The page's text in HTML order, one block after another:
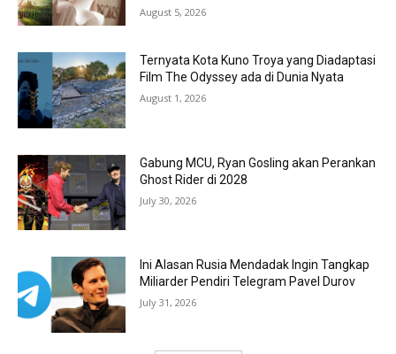
August 5, 2026
Ternyata Kota Kuno Troya yang Diadaptasi
Film The Odyssey ada di Dunia Nyata
August 1, 2026
Gabung MCU, Ryan Gosling akan Perankan
Ghost Rider di 2028
July 30, 2026
Ini Alasan Rusia Mendadak Ingin Tangkap
Miliarder Pendiri Telegram Pavel Durov
July 31, 2026